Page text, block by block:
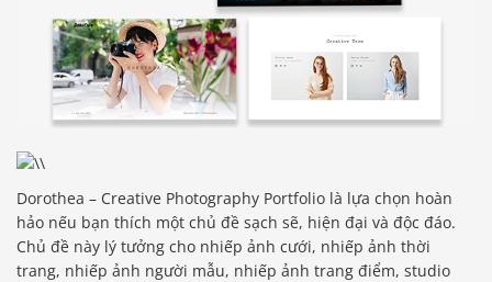
Dorothea – Creative Photography Portfolio là lựa chọn hoàn
hảo nếu bạn thích một chủ đề sạch sẽ, hiện đại và độc đáo.
Chủ đề này lý tưởng cho nhiếp ảnh cưới, nhiếp ảnh thời
trang, nhiếp ảnh người mẫu, nhiếp ảnh trang điểm, studio